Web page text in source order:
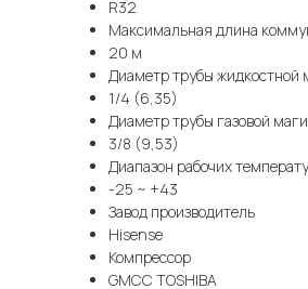
R32
Максимальная длина
20 м
Диаметр трубы жидкостной
1/4 (6,35)
Диаметр трубы газовой
3/8 (9,53)
Диапазон рабочих
-25 ~ +43
Завод производитель
Hisense
Компрессор
GMCC TOSHIBA